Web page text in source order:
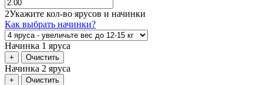
2Укажите кол-во ярусов и начинки
Как выбрать начинки?
Начинка 1 яруса
+ Очистить
Начинка 2 яруса
+ Очистить